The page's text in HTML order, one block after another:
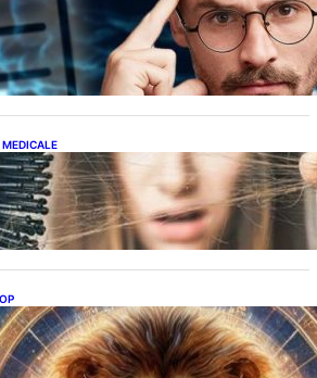
dincolo de note: Semnele unui IQ
care nu țin de școală
unei deficiențe de proteine:
asupra sănătății tale
Leului 8/8: Oportunități de
pentru Cinci Zodii în 2026